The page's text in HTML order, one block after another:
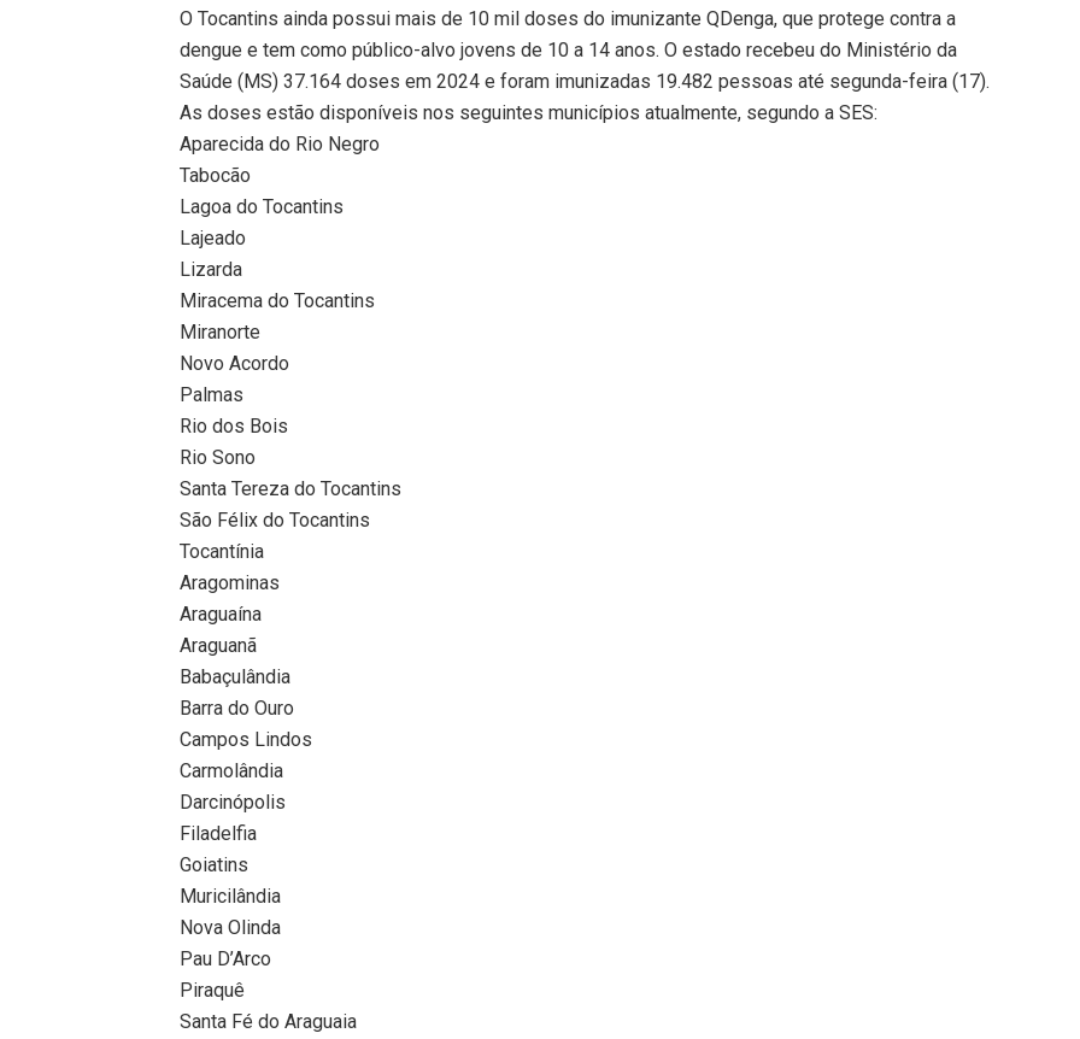
O Tocantins ainda possui mais de 10 mil doses do imunizante QDenga, que protege contra a
dengue e tem como público-alvo jovens de 10 a 14 anos. O estado recebeu do Ministério da
Saúde (MS) 37.164 doses em 2024 e foram imunizadas 19.482 pessoas até segunda-feira (17).
As doses estão disponíveis nos seguintes municípios atualmente, segundo a SES:
Aparecida do Rio Negro
Tabocão
Lagoa do Tocantins
Lajeado
Lizarda
Miracema do Tocantins
Miranorte
Novo Acordo
Palmas
Rio dos Bois
Rio Sono
Santa Tereza do Tocantins
São Félix do Tocantins
Tocantínia
Aragominas
Araguaína
Araguanã
Babaçulândia
Barra do Ouro
Campos Lindos
Carmolândia
Darcinópolis
Filadelfia
Goiatins
Muricilândia
Nova Olinda
Pau D’Arco
Piraquê
Santa Fé do Araguaia